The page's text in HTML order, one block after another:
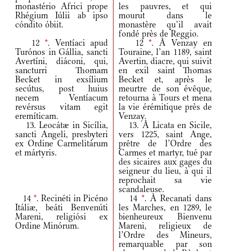
monastério Africi prope
Rhégium Iúlii ab ipso
cóndito óbiit.
les pauvres, et qui
mourut dans le
monastère qu’il avait
fondé près de Reggio.
12 *. Ventíaci apud
Turónos in Gállia, sancti
Avertíni, diáconi, qui,
sancturri Thomam
Becket in exsílium
secútus, post huius
necem Ventíacum
revérsus vitam egit
eremíticam.
12*. À Venzay en
Touraine, l’an 1189, saint
Avertin, diacre, qui suivit
en exil saint Thomas
Becket et, après le
meurtre de son évêque,
retourna à Tours et mena
la vie érémitique près de
Venzay.
13. Leocátæ in Sicília,
sancti Angeli, presbyteri
ex Ordine Carmelitárum
et mártyris.
13. À Licata en Sicile,
vers 1225, saint Ange,
prêtre de l’Ordre des
Carmes et martyr, tué par
des sicaires aux gages du
seigneur du lieu, à qui il
reprochait sa vie
scandaleuse.
14 *. Recinéti in Picéno
Itáliæ, beáti Benvenúti
Mareni, religiósi ex
Ordine Minórum.
14 *. À Recanati dans
les Marches, en 1289, le
bienheureux Bienvenu
Mareni, religieux de
l’Ordre des Mineurs,
remarquable par son